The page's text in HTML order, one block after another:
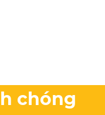
chóng